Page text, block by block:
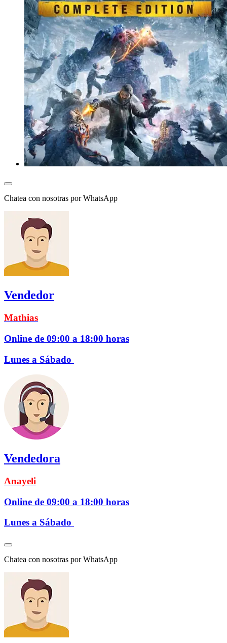
Chatea con nosotras por WhatsApp
Vendedor
Mathias
Online de 09:00 a 18:00 horas
Lunes a Sábado
Vendedora
Anayeli
Online de 09:00 a 18:00 horas
Lunes a Sábado
Chatea con nosotras por WhatsApp